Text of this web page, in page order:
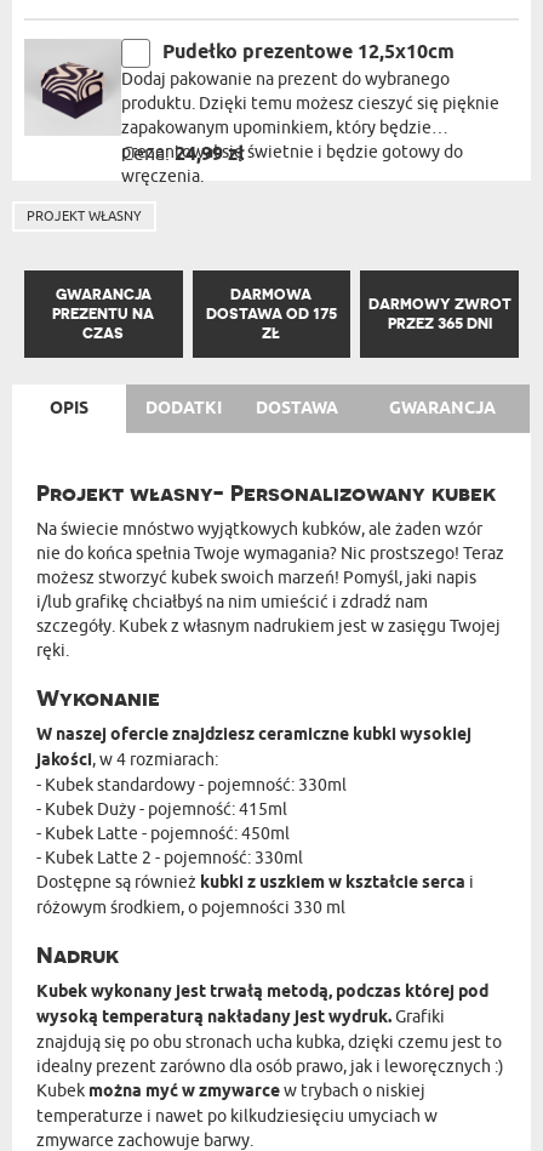
Pudełko prezentowe 12,5x10cm
Dodaj pakowanie na prezent do wybranego
produktu. Dzięki temu możesz cieszyć się pięknie
zapakowanym upominkiem, który będzie
prezentował się świetnie i będzie gotowy do
wręczenia.
Cena:24,99 zł
PROJEKT WŁASNY
GWARANCJA
PREZENTU NA
CZAS
DARMOWA
DOSTAWA OD 175
ZŁ
DARMOWY ZWROT
PRZEZ 365 DNI
OPIS DODATKI DOSTAWA GWARANCJA
Projekt własny- Personalizowany kubek
Na świecie mnóstwo wyjątkowych kubków, ale żaden wzór
nie do końca spełnia Twoje wymagania? Nic prostszego! Teraz
możesz stworzyć kubek swoich marzeń! Pomyśl, jaki napis
i/lub grafikę chciałbyś na nim umieścić i zdradź nam
szczegóły. Kubek z własnym nadrukiem jest w zasięgu Twojej
ręki.
Wykonanie
W naszej ofercie znajdziesz ceramiczne kubki wysokiej
jakości, w 4 rozmiarach:
- Kubek standardowy - pojemność: 330ml
- Kubek Duży - pojemność: 415ml
- Kubek Latte - pojemność: 450ml
- Kubek Latte 2 - pojemność: 330ml
Dostępne są również kubki z uszkiem w kształcie serca i
różowym środkiem, o pojemności 330 ml
Nadruk
Kubek wykonany jest trwałą metodą, podczas której pod
wysoką temperaturą nakładany jest wydruk.Grafiki
znajdują się po obu stronach ucha kubka, dzięki czemu jest to
idealny prezent zarówno dla osób prawo, jak i leworęcznych :)
Kubek można myć w zmywarcew trybach o niskiej
temperaturze i nawet po kilkudziesięciu umyciach w
zmywarce zachowuje barwy.